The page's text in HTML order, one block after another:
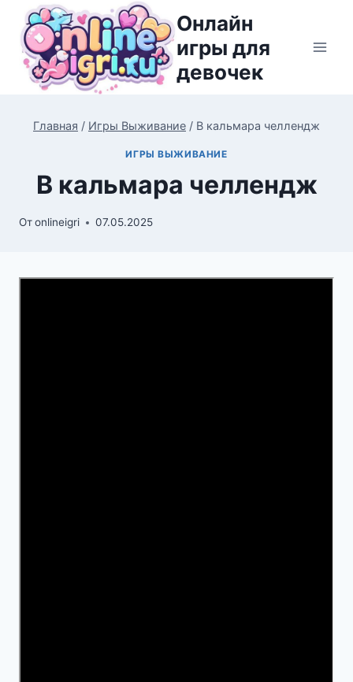
Перейти
содержимому
Онлайн
игры для
девочек
Главная / Игры Выживание / В кальмара челлендж
ИГРЫ ВЫЖИВАНИЕ
В кальмара челлендж
Отonlineigri 07.05.2025